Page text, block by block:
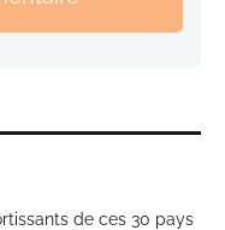
de ces 30 pays